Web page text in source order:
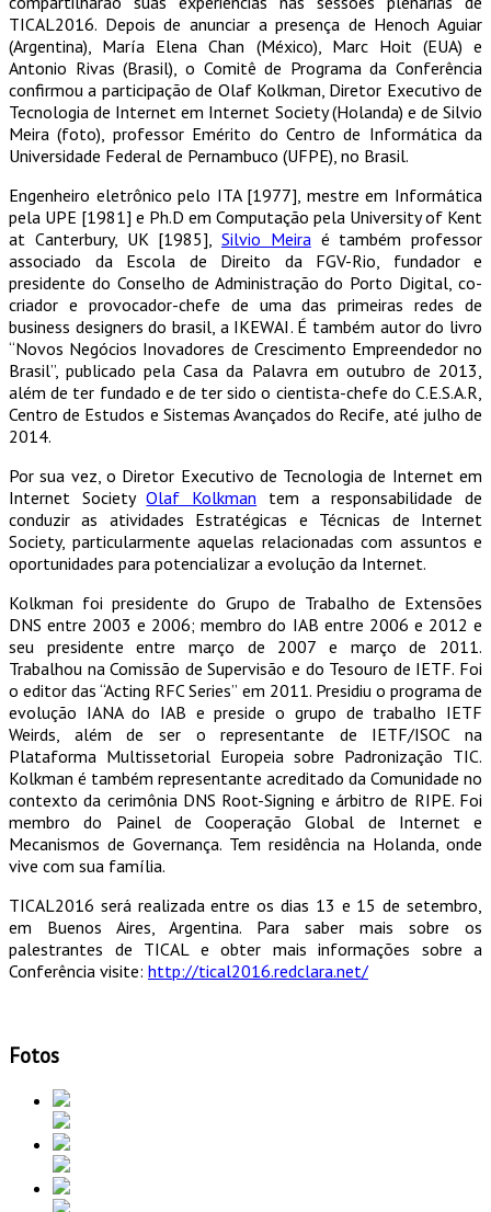
TICAL2016. Depois de anunciar a presença de Henoch Aguiar
(Argentina), María Elena Chan (México), Marc Hoit (EUA) e
Antonio Rivas (Brasil), o Comitê de Programa da Conferência
confirmou a participação de Olaf Kolkman, Diretor Executivo de
Tecnologia de Internet em Internet Society (Holanda) e de Silvio
Meira (foto), professor Emérito do Centro de Informática da
Universidade Federal de Pernambuco (UFPE), no Brasil.
Engenheiro eletrônico pelo ITA [1977], mestre em Informática
pela UPE [1981] e Ph.D em Computação pela University of Kent
at Canterbury, UK [1985], Silvio Meiraé também professor
associado da Escola de Direito da FGV-Rio, fundador e
presidente do Conselho de Administração do Porto Digital, co-
criador e provocador-chefe de uma das primeiras redes de
business designers do brasil, a IKEWAI. É também autor do livro
“Novos Negócios Inovadores de Crescimento Empreendedor no
Brasil”, publicado pela Casa da Palavra em outubro de 2013,
além de ter fundado e de ter sido o cientista-chefe do C.E.S.A.R,
Centro de Estudos e Sistemas Avançados do Recife, até julho de
2014.
Por sua vez, o Diretor Executivo de Tecnologia de Internet em
Internet SocietyOlaf Kolkman tem a responsabilidade de
conduzir as atividades Estratégicas e Técnicas de Internet
Society, particularmente aquelas relacionadas com assuntos e
oportunidades para potencializar a evolução da Internet.
Kolkman foi presidente do Grupo de Trabalho de Extensões
DNS entre 2003 e 2006; membro do IAB entre 2006 e 2012 e
seu presidente entre março de 2007 e março de 2011.
Trabalhou na Comissão de Supervisão e do Tesouro de IETF. Foi
o editor das “Acting RFC Series” em 2011. Presidiu o programa de
evolução IANA do IAB e preside o grupo de trabalho IETF
Weirds, além de ser o representante de IETF/ISOC na
Plataforma Multissetorial Europeia sobre Padronização TIC.
Kolkman é também representante acreditado da Comunidade no
contexto da cerimônia DNS Root-Signing e árbitro de RIPE. Foi
membro do Painel de Cooperação Global de Internet e
Mecanismos de Governança. Tem residência na Holanda, onde
vive com sua família.
TICAL2016 será realizada entre os dias 13 e 15 de setembro,
em Buenos Aires, Argentina. Para saber mais sobre os
palestrantes de TICAL e obter mais informações sobre a
Conferência visite: http://tical2016.redclara.net/
Fotos